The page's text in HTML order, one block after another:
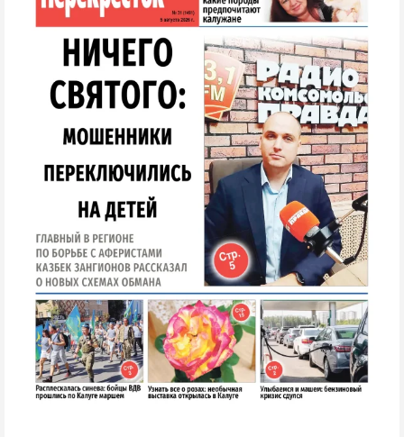
Криминал
Культура
Недвижимость и ЖКХ
Образование
Общество
Погода
Праздники
Происшествия
Спорт
Экономика и бизнес
ПРОЕКТЫ
Блоги
Издания
Медиаперсона